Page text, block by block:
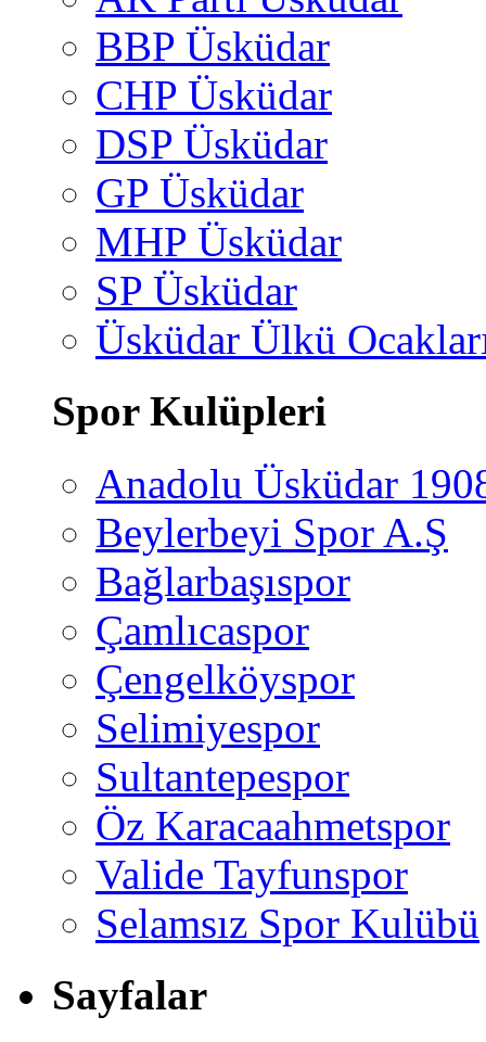
BBP Üsküdar
CHP Üsküdar
DSP Üsküdar
GP Üsküdar
MHP Üsküdar
SP Üsküdar
Üsküdar Ülkü
Spor Kulüpleri
Anadolu Üsküdar
Beylerbeyi Spor A.Ş
Bağlarbaşıspor
Çamlıcaspor
Çengelköyspor
Selimiyespor
Sultantepespor
Öz Karacaahmetspor
Valide Tayfunspor
Selamsız Spor Kulübü
Sayfalar